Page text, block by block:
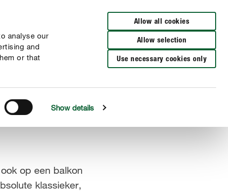
analyse our
and
or that
Show details
Allow all cookies
Allow selection
Use necessary cookies only
op een balkon
klassieker,